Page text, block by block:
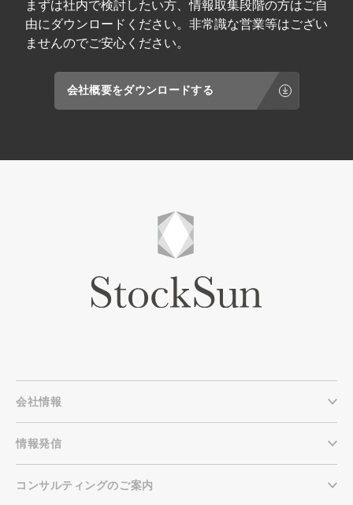
まずは社内で検討したい方、情報取集段階の方はご自
由にダウンロードください。非常識な営業等はござい
ませんのでご安心ください。
会社概要をダウンロードする
会社情報
情報発信
コンサルティングのご案内